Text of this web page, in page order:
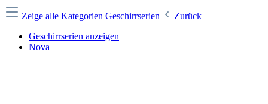
Zeige alle Kategorien Geschirrserien
Zurück
Geschirrserien anzeigen
Nova